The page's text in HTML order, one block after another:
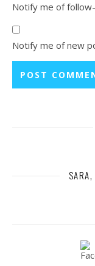
Notify me of
Notify me of new